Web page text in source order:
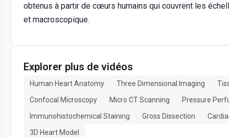
obtenus à partir de cœurs humains qui couvrent les
et macroscopique.
Explorer plus de vidéos
Human Heart Anatomy Three Dimensional Imaging
Confocal Microscopy
Micro CT Scanning
Pressure
Immunohistochemical Staining
Gross Dissection
3D Heart Model